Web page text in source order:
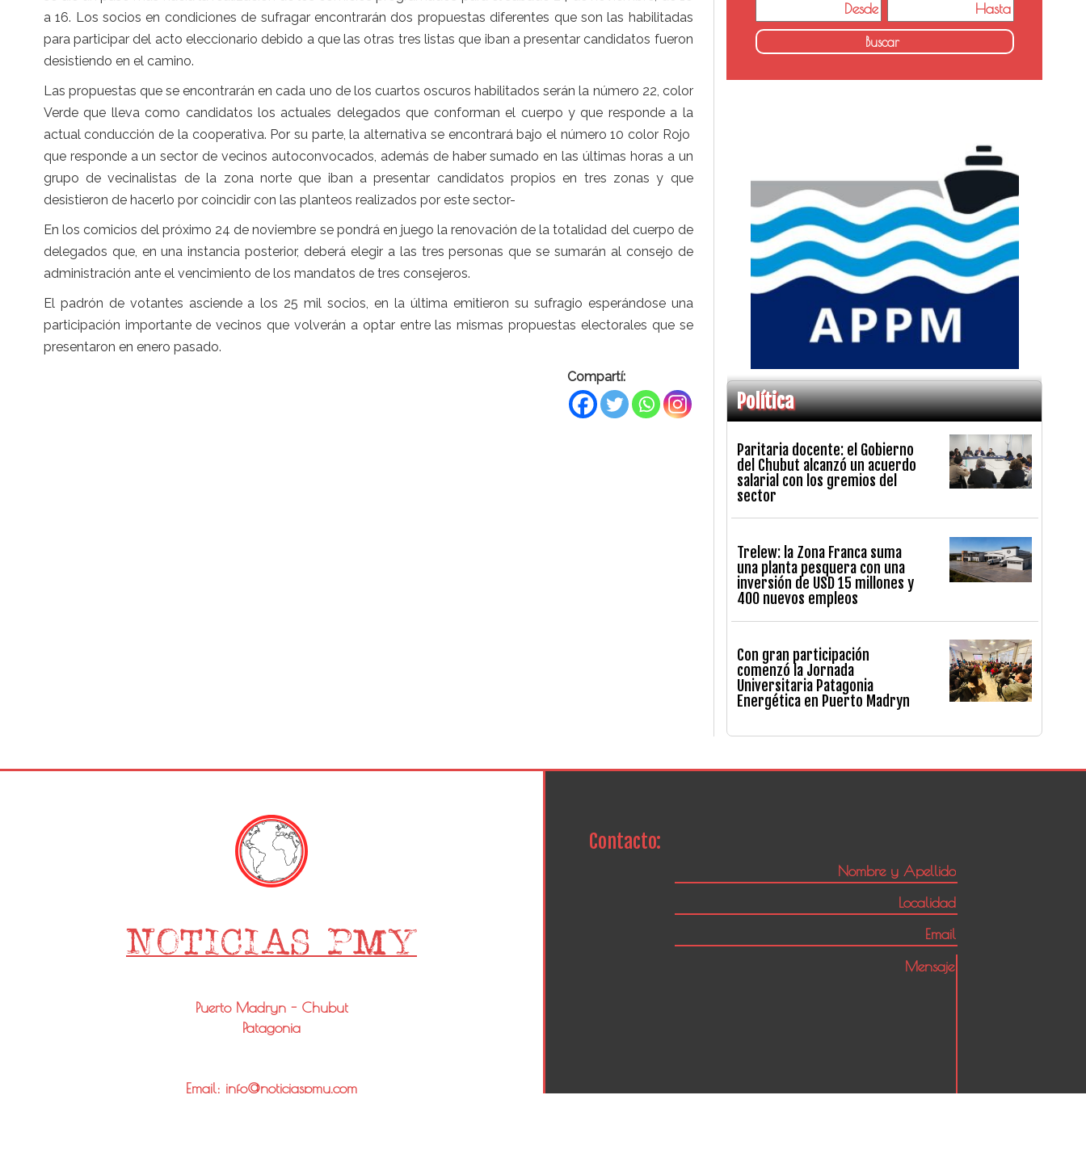
a 16. Los socios en condiciones de sufragar encontrarán dos propuestas diferentes que son las habilitadas
para participar del acto eleccionario debido a que las otras tres listas que iban a presentar candidatos fueron
desistiendo en el camino.
Las propuestas que se encontrarán en cada uno de los cuartos oscuros habilitados serán la número 22, color
Verde que lleva como candidatos los actuales delegados que conforman el cuerpo y que responde a la
actual conducción de la cooperativa. Por su parte, la alternativa se encontrará bajo el número 10 color Rojo
que responde a un sector de vecinos autoconvocados, además de haber sumado en las últimas horas a un
grupo de vecinalistas de la zona norte que iban a presentar candidatos propios en tres zonas y que
desistieron de hacerlo por coincidir con las planteos realizados por este sector-
En los comicios del próximo 24 de noviembre se pondrá en juego la renovación de la totalidad del cuerpo de
delegados que, en una instancia posterior, deberá elegir a las tres personas que se sumarán al consejo de
administración ante el vencimiento de los mandatos de tres consejeros.
El padrón de votantes asciende a los 25 mil socios, en la última emitieron su sufragio esperándose una
participación importante de vecinos que volverán a optar entre las mismas propuestas electorales que se
presentaron en enero pasado.
Compartí:
Política
Paritaria docente: el Gobierno
del Chubut alcanzó un acuerdo
salarial con los gremios del
sector
Trelew: la Zona Franca suma
una planta pesquera con una
inversión de USD 15 millones y
400 nuevos empleos
Con gran participación
comenzó la Jornada
Universitaria Patagonia
Energética en Puerto Madryn
Puerto Madryn - Chubut
Patagonia
Email: info@noticiaspmy.com
Contacto: